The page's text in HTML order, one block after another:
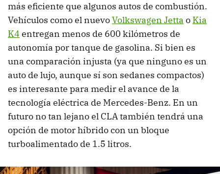
más eficiente que algunos autos de combustión.
Vehículos como el nuevoVolkswagen Jetta o Kia
K4 entregan menos de 600 kilómetros de
autonomía por tanque de gasolina. Si bien es
una comparación injusta (ya que ninguno es un
auto de lujo, aunque sí son sedanes compactos)
es interesante para medir el avance de la
tecnología eléctrica de Mercedes-Benz. En un
futuro no tan lejano el CLA también tendrá una
opción de motor híbrido con un bloque
turboalimentado de 1.5 litros.